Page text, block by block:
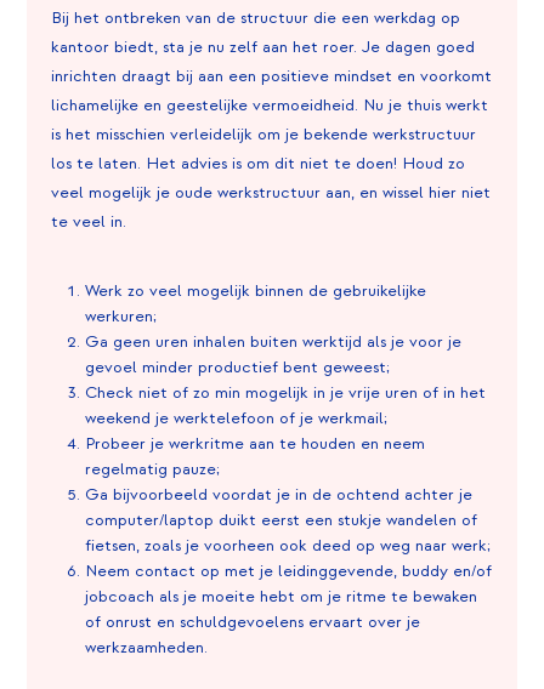
Bij het ontbreken van de structuur die een werkdag op
kantoor biedt, sta je nu zelf aan het roer. Je dagen goed
inrichten draagt bij aan een positieve mindset en voorkomt
lichamelijke en geestelijke vermoeidheid. Nu je thuis werkt
is het misschien verleidelijk om je bekende werkstructuur
los te laten. Het advies is om dit niet te doen! Houd zo
veel mogelijk je oude werkstructuur aan, en wissel hier niet
te veel in.
Werk zo veel mogelijk binnen de gebruikelijke
werkuren;
Ga geen uren inhalen buiten werktijd als je voor je
gevoel minder productief bent geweest;
Check niet of zo min mogelijk in je vrije uren of in het
weekend je werktelefoon of je werkmail;
Probeer je werkritme aan te houden en neem
regelmatig pauze;
Ga bijvoorbeeld voordat je in de ochtend achter je
computer/laptop duikt eerst een stukje wandelen of
fietsen, zoals je voorheen ook deed op weg naar werk;
Neem contact op met je leidinggevende, buddy en/of
jobcoach als je moeite hebt om je ritme te bewaken
of onrust en schuldgevoelens ervaart over je
werkzaamheden.